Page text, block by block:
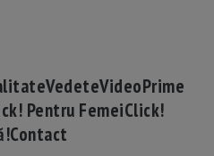
VedeteVideoPrime
Pentru FemeiClick!
Contact